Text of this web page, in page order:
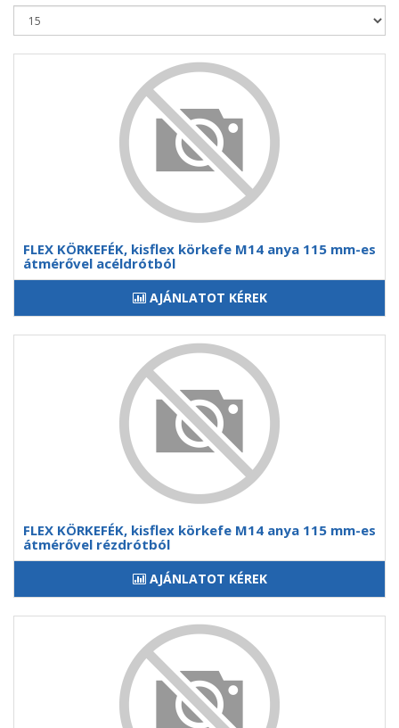
FLEX KÖRKEFÉK, kisflex körkefe M14 anya 115 mm-es
átmérővel acéldrótból
AJÁNLATOT KÉREK
FLEX KÖRKEFÉK, kisflex körkefe M14 anya 115 mm-es
átmérővel rézdrótból
AJÁNLATOT KÉREK